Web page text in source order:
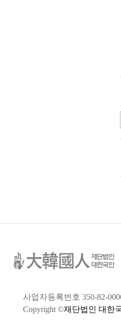
사업자등록번호 350-82-
Copyright ©재단법인 대한